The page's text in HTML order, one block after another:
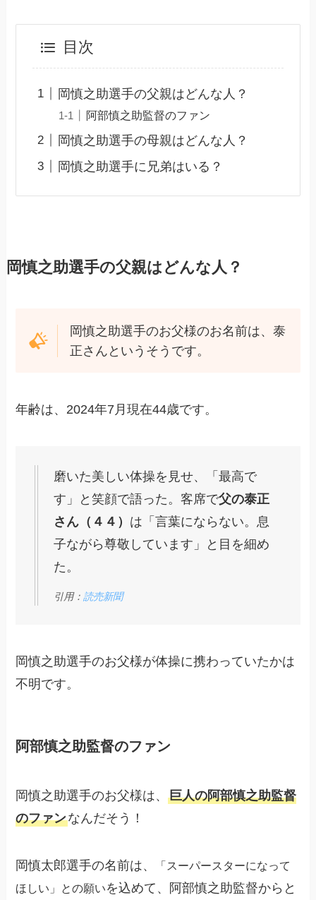
目次
岡慎之助選手の父親はどんな人？
阿部慎之助監督のファン
岡慎之助選手の母親はどんな人？
岡慎之助選手に兄弟はいる？
岡慎之助選手の父親はどんな人？
岡慎之助選手のお父様のお名前は、泰
正さんというそうです。
年齢は、2024年7月現在44歳です。
磨いた美しい体操を見せ、「最高で
す」と笑顔で語った。客席で父の泰正
さん（４４） は「言葉にならない。息
子ながら尊敬しています」と目を細め
た。
引用：読売新聞
岡慎之助選手のお父様が体操に携わっていたかは
不明です。
阿部慎之助監督のファン
岡慎之助選手のお父様は、巨人の阿部慎之助監督
のファンなんだそう！
岡慎太郎選手の名前は、
「スーパースターになって
ほしい」との願いを込めて、阿部慎之助監督からと